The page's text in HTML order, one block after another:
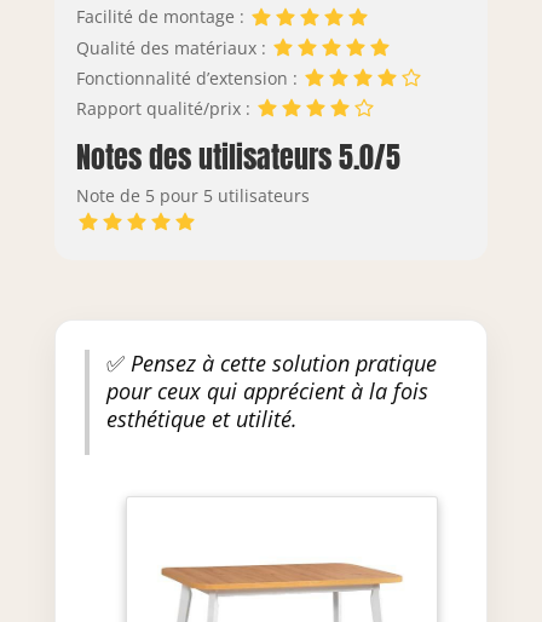
Facilité de montage :
Qualité des matériaux :
Fonctionnalité d’extension :
Rapport qualité/prix :
Notes des utilisateurs 5.0/5
Note de 5 pour 5 utilisateurs
✅Pensez à cette solution pratique
pour ceux qui apprécient à la fois
esthétique et utilité.